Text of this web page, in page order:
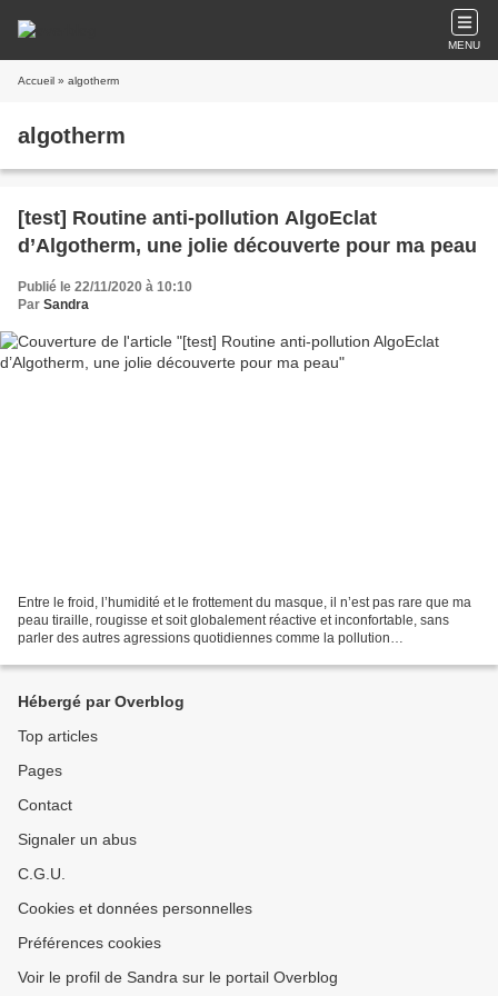
MENU
Accueil » algotherm
algotherm
[test] Routine anti-pollution AlgoEclat
d’Algotherm, une jolie découverte pour ma peau
Publié le 22/11/2020 à 10:10
Par Sandra
Entre le froid, l’humidité et le frottement du masque, il n’est pas rare que ma
peau tiraille, rougisse et soit globalement réactive et inconfortable, sans
parler des autres agressions quotidiennes comme la pollution
Hébergé par Overblog
Top articles
Pages
Contact
Signaler un abus
C.G.U.
Cookies et données personnelles
Préférences cookies
Voir le profil de Sandra sur le portail Overblog